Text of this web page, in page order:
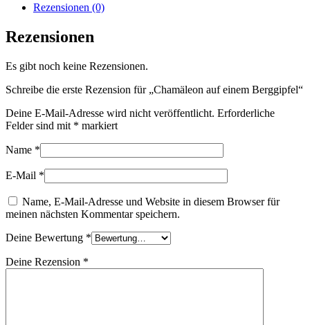
Rezensionen (0)
Rezensionen
Es gibt noch keine Rezensionen.
Schreibe die erste Rezension für „Chamäleon auf einem Berggipfel“
Deine E-Mail-Adresse wird nicht veröffentlicht. Erforderliche
Felder sind mit * markiert
Name *
E-Mail *
Name, E-Mail-Adresse und Website in diesem Browser für
meinen nächsten Kommentar speichern.
Deine Bewertung *
Deine Rezension *